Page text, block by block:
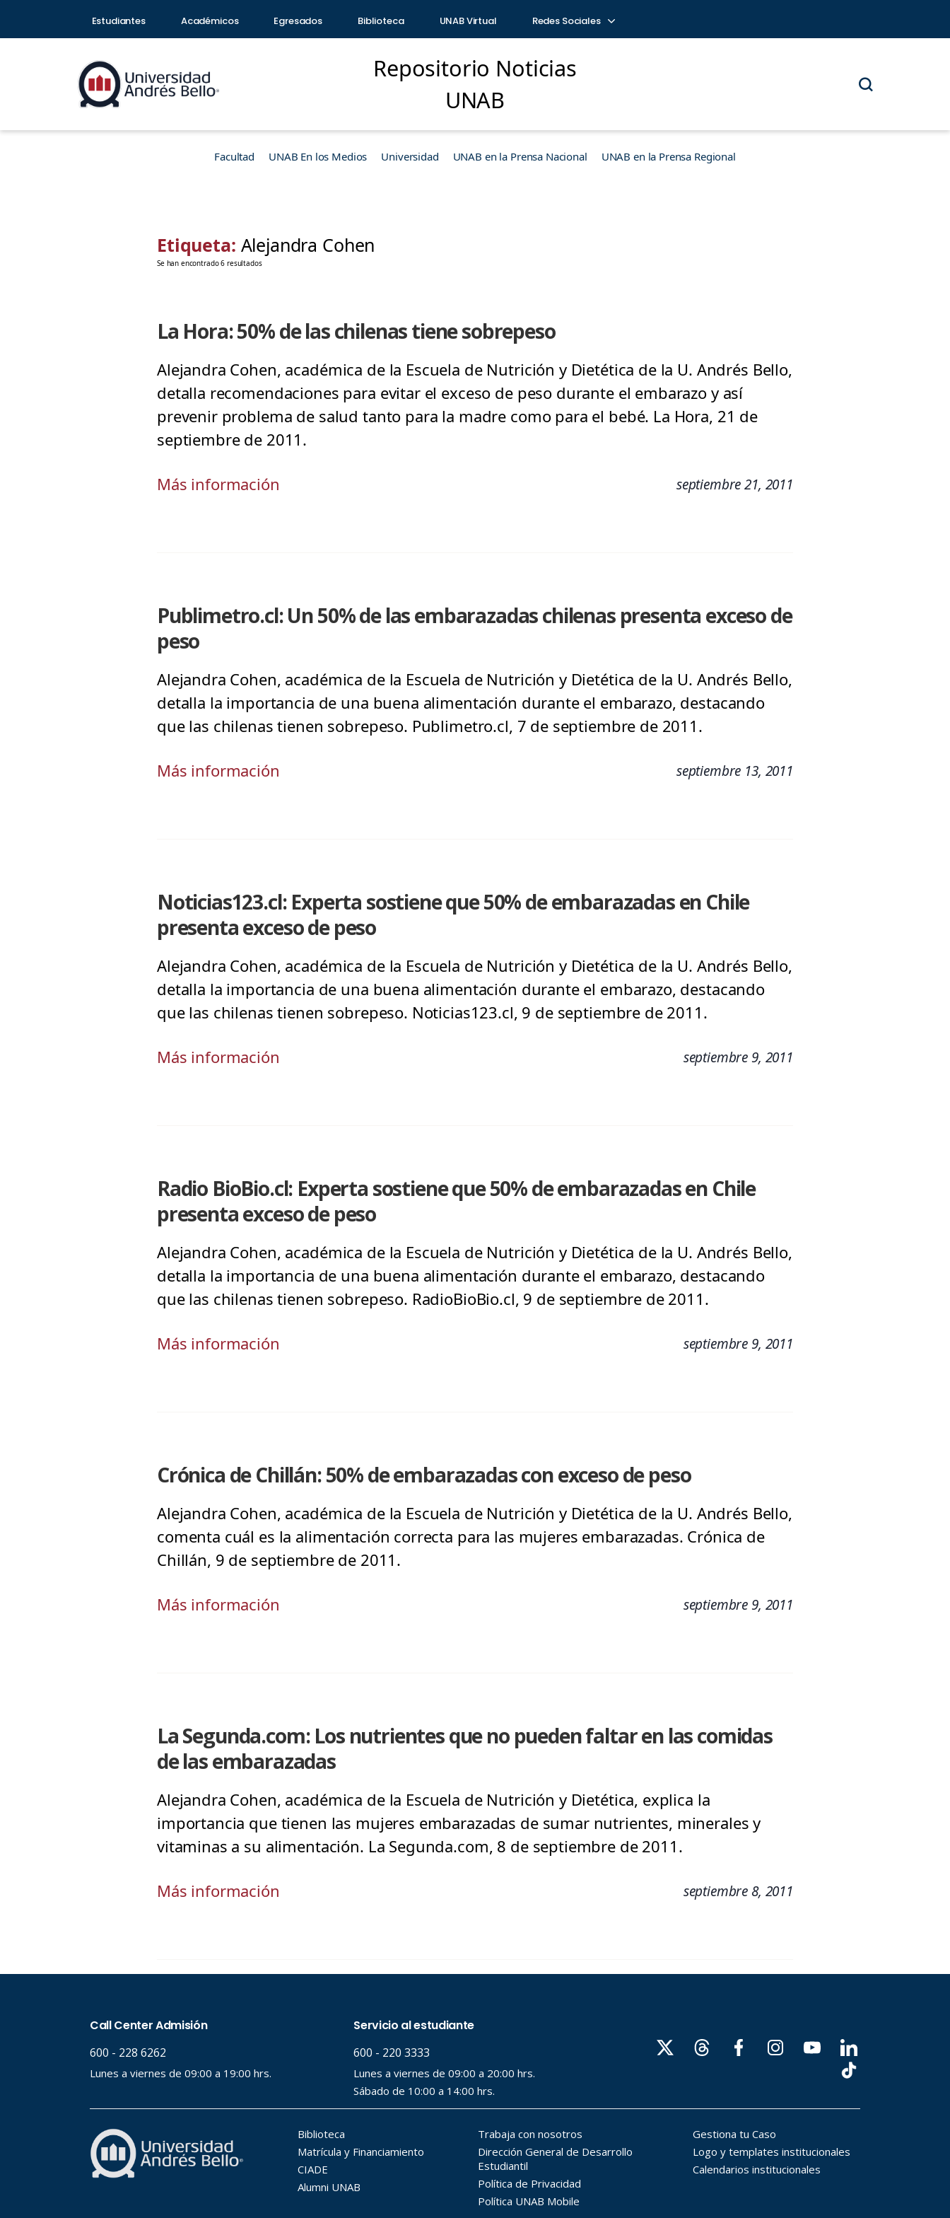
Estudiantes Académicos Egresados Biblioteca UNAB Virtual Redes Sociales
Repositorio Noticias
UNAB
Facultad UNAB En los Medios Universidad UNAB en la Prensa Nacional UNAB en la Prensa Regional
Etiqueta: Alejandra Cohen
Se han encontrado 6 resultados
La Hora: 50% de las chilenas tiene sobrepeso
Alejandra Cohen, académica de la Escuela de Nutrición y Dietética de la U. Andrés Bello,
detalla recomendaciones para evitar el exceso de peso durante el embarazo y así
prevenir problema de salud tanto para la madre como para el bebé. La Hora, 21 de
septiembre de 2011.
Más información septiembre 21, 2011
Publimetro.cl: Un 50% de las embarazadas chilenas presenta exceso de
peso
Alejandra Cohen, académica de la Escuela de Nutrición y Dietética de la U. Andrés Bello,
detalla la importancia de una buena alimentación durante el embarazo, destacando
que las chilenas tienen sobrepeso. Publimetro.cl, 7 de septiembre de 2011.
Más información septiembre 13, 2011
Noticias123.cl: Experta sostiene que 50% de embarazadas en Chile
presenta exceso de peso
Alejandra Cohen, académica de la Escuela de Nutrición y Dietética de la U. Andrés Bello,
detalla la importancia de una buena alimentación durante el embarazo, destacando
que las chilenas tienen sobrepeso. Noticias123.cl, 9 de septiembre de 2011.
Más información septiembre 9, 2011
Radio BioBio.cl: Experta sostiene que 50% de embarazadas en Chile
presenta exceso de peso
Alejandra Cohen, académica de la Escuela de Nutrición y Dietética de la U. Andrés Bello,
detalla la importancia de una buena alimentación durante el embarazo, destacando
que las chilenas tienen sobrepeso. RadioBioBio.cl, 9 de septiembre de 2011.
Más información septiembre 9, 2011
Crónica de Chillán: 50% de embarazadas con exceso de peso
Alejandra Cohen, académica de la Escuela de Nutrición y Dietética de la U. Andrés Bello,
comenta cuál es la alimentación correcta para las mujeres embarazadas. Crónica de
Chillán, 9 de septiembre de 2011.
Más información septiembre 9, 2011
La Segunda.com: Los nutrientes que no pueden faltar en las comidas
de las embarazadas
Alejandra Cohen, académica de la Escuela de Nutrición y Dietética, explica la
importancia que tienen las mujeres embarazadas de sumar nutrientes, minerales y
vitaminas a su alimentación. La Segunda.com, 8 de septiembre de 2011.
Más información septiembre 8, 2011